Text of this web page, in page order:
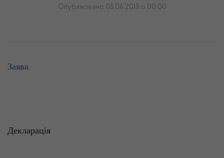
Опубліковано 05.06.2015 о 00:00
Заява
Декларація